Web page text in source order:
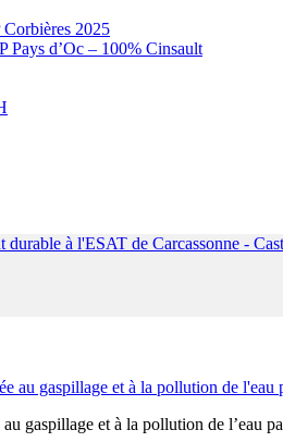
2025
Pays d’Oc – 100% Cinsault
durable à l'ESAT de Carcassonne -
au gaspillage et à la pollution de l’eau